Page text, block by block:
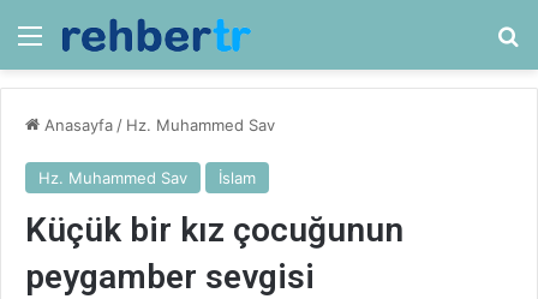
Menü
Anasayfa / Hz. Muhammed Sav
Hz. Muhammed Sav İslam
Küçük bir kız çocuğunun
peygamber sevgisi